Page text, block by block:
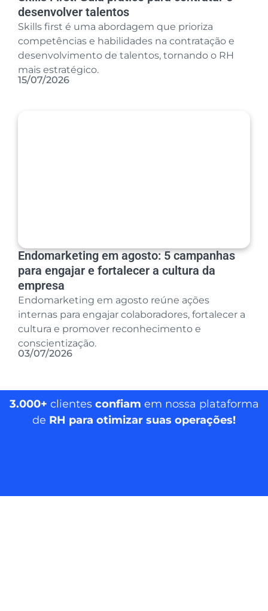
desenvolver talentos
Skills first é uma abordagem que prioriza
competências e habilidades na contratação e
desenvolvimento de talentos, tornando o RH
mais estratégico.
15/07/2026
Endomarketing em agosto: 5 campanhas
para engajar e fortalecer a cultura da
empresa
Endomarketing em agosto reúne ações
internas para engajar colaboradores, fortalecer a
cultura e promover reconhecimento e
conscientização.
03/07/2026
3.000+ clientes confiam em nossa plataforma
de RH para otimizar suas operações!